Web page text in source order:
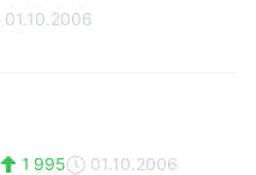
01.10.2006
1 995 01.10.2006